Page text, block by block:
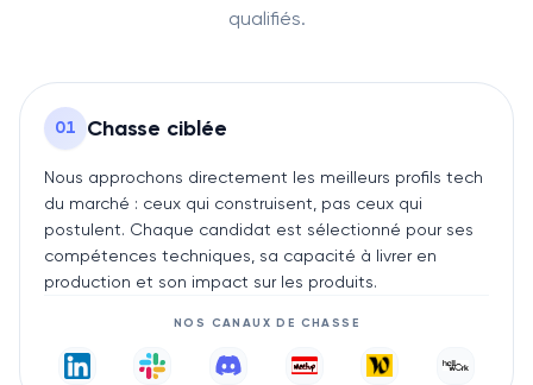
qualifiés.
01 Chasse ciblée
Nous approchons directement les meilleurs profils tech
du marché : ceux qui construisent, pas ceux qui
postulent. Chaque candidat est sélectionné pour ses
compétences techniques, sa capacité à livrer en
production et son impact sur les produits.
NOS CANAUX DE CHASSE